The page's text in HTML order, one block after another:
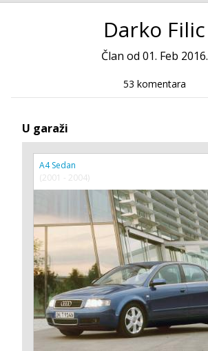
Darko Filic
Član od 01. Feb 2016.
53 komentara
U garaži
A4 Sedan
(2001 - 2004)